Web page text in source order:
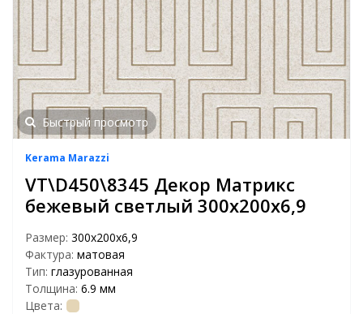
Быстрый просмотр
Kerama Marazzi
VT\D450\8345 Декор Матрикс
бежевый светлый 300х200х6,9
Размер: 300х200х6,9
Фактура: матовая
Тип: глазурованная
Толщина: 6.9 мм
Цвета: